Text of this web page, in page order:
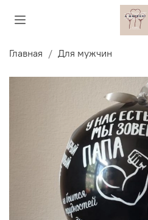
Главная Для мужчин